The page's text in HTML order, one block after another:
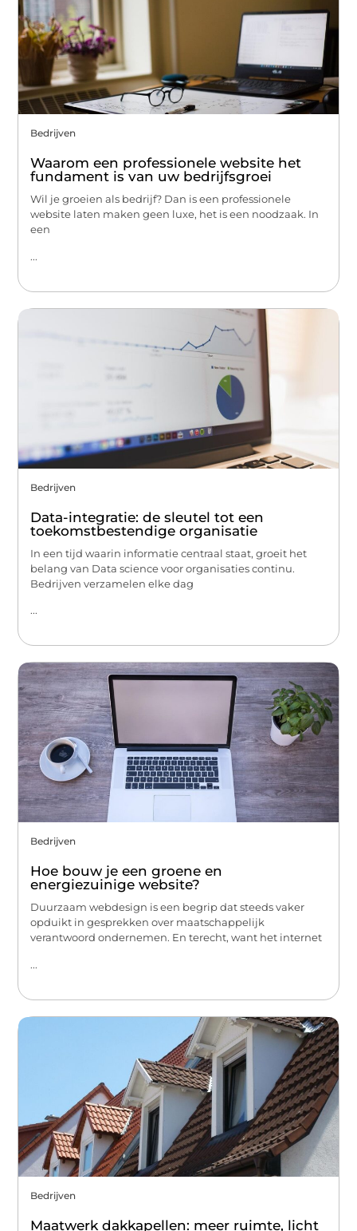
Bedrijven
Waarom een professionele website het
fundament is van uw bedrijfsgroei
Wil je groeien als bedrijf? Dan is een professionele
website laten maken geen luxe, het is een noodzaak. In
een
...
Bedrijven
Data-integratie: de sleutel tot een
toekomstbestendige organisatie
In een tijd waarin informatie centraal staat, groeit het
belang van Data science voor organisaties continu.
Bedrijven verzamelen elke dag
...
Bedrijven
Hoe bouw je een groene en
energiezuinige website?
Duurzaam webdesign is een begrip dat steeds vaker
opduikt in gesprekken over maatschappelijk
verantwoord ondernemen. En terecht, want het internet
...
Bedrijven
Maatwerk dakkapellen: meer ruimte, licht